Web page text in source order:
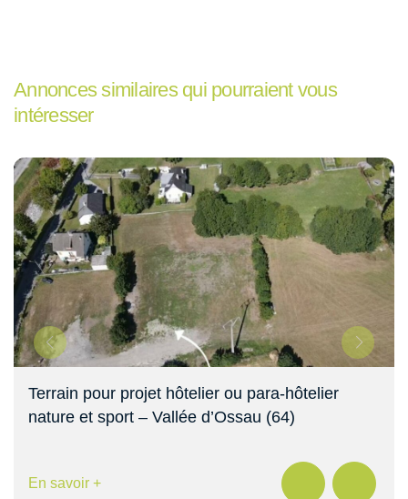
Annonces similaires qui pourraient vous
intéresser
Terrain pour projet hôtelier ou para-hôtelier
nature et sport – Vallée d’Ossau (64)
En savoir +